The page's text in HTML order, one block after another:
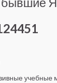
учебные